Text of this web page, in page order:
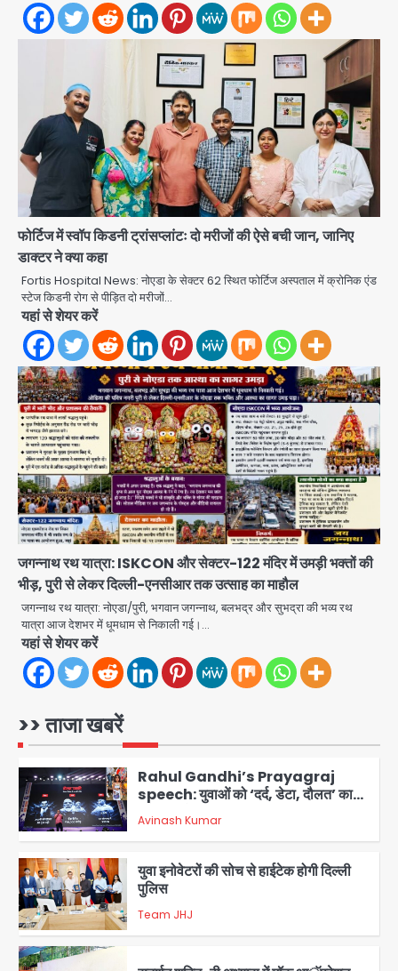
फोर्टिज में स्वॉप किडनी ट्रांसप्लांटः दो मरीजों की ऐसे बची जान, जानिए
डाक्टर ने क्या कहा
Fortis Hospital News: नोएडा के सेक्टर 62 स्थित फोर्टिज अस्पताल में क्रोनिक एंड
स्टेज किडनी रोग से पीड़ित दो मरीजों…
यहां से शेयर करें
जगन्नाथ रथ यात्रा: ISKCON और सेक्टर-122 मंदिर में उमड़ी भक्तों की
भीड़, पुरी से लेकर दिल्ली-एनसीआर तक उत्साह का माहौल
जगन्नाथ रथ यात्रा: नोएडा/पुरी, भगवान जगन्नाथ, बलभद्र और सुभद्रा की भव्य रथ
यात्रा आज देशभर में धूमधाम से निकाली गई।…
यहां से शेयर करें
>> ताजा खबरें
2
Rahul Gandhi’s Prayagraj
संदेश, बीजेपी का वार
Avinash Kumar
3
युवा इनोवेटरों की सोच से हाईटेक होगी दिल्ली
पुलिस
Team JHJ
4
सुदर्शन शक्ति-वी अभ्यास में मॉक आॅपरेशन
Team JHJ
5
एयरपोर्ट का फर्जी कर्मचारी बनकर 3 लाख
उड़ाए, अब पहुंचा सलाखों के पीछे
Team JHJ
Noida Sector-49: सेक्टर-49 में 18
कोई बाहरी
Avinash Kumar
2
speech: युवाओं को ‘दर्द, डेटा, दौलत’ का
3
युवा इनोवेटरों की सोच से हाईटेक होगी दिल्ली
सुदर्शन शक्ति-वी अभ्यास में मॉक आॅपरेशन